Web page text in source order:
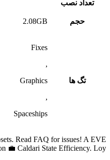
تعداد نصب
حجم 2.08GB
تگ ها
Fixes
,
Graphics
,
Spaceships
Read FAQ for issues! A EVE
💼 Caldari State Efficiency. Loy